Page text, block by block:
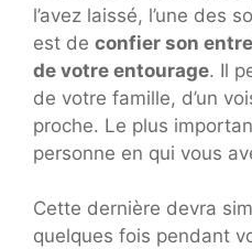
l’avez laissé, l’une des
est de confier son
de votre entourage. Il
de votre famille, d’un
proche. Le plus
personne en qui vous
Cette dernière devra
quelques fois pendant